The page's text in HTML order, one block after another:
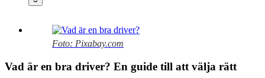
Foto: Pixabay.com
Vad är en bra driver? En guide till att välja rätt